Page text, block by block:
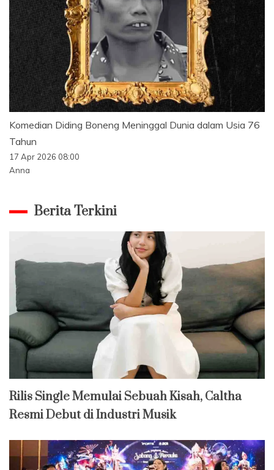
Komedian Diding Boneng Meninggal Dunia dalam Usia 76
Tahun
17 Apr 2026 08:00
Anna
Berita Terkini
Rilis Single Memulai Sebuah Kisah, Caltha
Resmi Debut di Industri Musik